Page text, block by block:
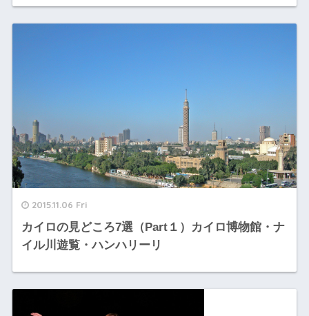
2015.11.06 Fri
カイロの見どころ7選（Part１）カイロ博物館・ナ
イル川遊覧・ハンハリーリ